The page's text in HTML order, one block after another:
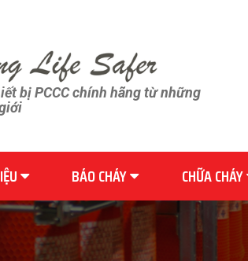
bị PCCC chính hãng từ những
BÁO CHÁY CHỮA CHÁY